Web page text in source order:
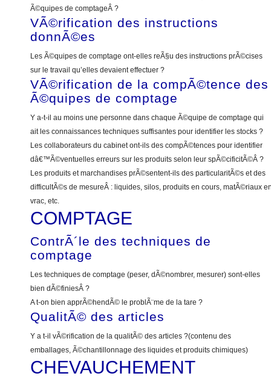
Ã©quipes de comptageÂ ?
VÃ©rification des instructions
donnÃ©es
Les Ã©quipes de comptage ont-elles reÃ§u des instructions prÃ©cises
sur le travail qu’elles devaient effectuer ?
VÃ©rification de la compÃ©tence des
Ã©quipes de comptage
Y a-t-il au moins une personne dans chaque Ã©quipe de comptage qui
ait les connaissances techniques suffisantes pour identifier les stocks ?
Les collaborateurs du cabinet ont-ils des compÃ©tences pour identifier
dâ€™Ã©ventuelles erreurs sur les produits selon leur spÃ©cificitÃ©Â ?
Les produits et marchandises prÃ©sentent-ils des particularitÃ©s et des
difficultÃ©s de mesureÂ : liquides, silos, produits en cours, matÃ©riaux
vrac, etc.
COMPTAGE
ContrÃ´le des techniques de
comptage
Les techniques de comptage (peser, dÃ©nombrer, mesurer) sont-elles
bien dÃ©finiesÂ ?
A t-on bien apprÃ©hendÃ© le problÃ¨me de la tare ?
QualitÃ© des articles
Y a t-il vÃ©rification de la qualitÃ© des articles ?(contenu des
emballages, Ã©chantillonnage des liquides et produits chimiques)
CHEVAUCHEMENT